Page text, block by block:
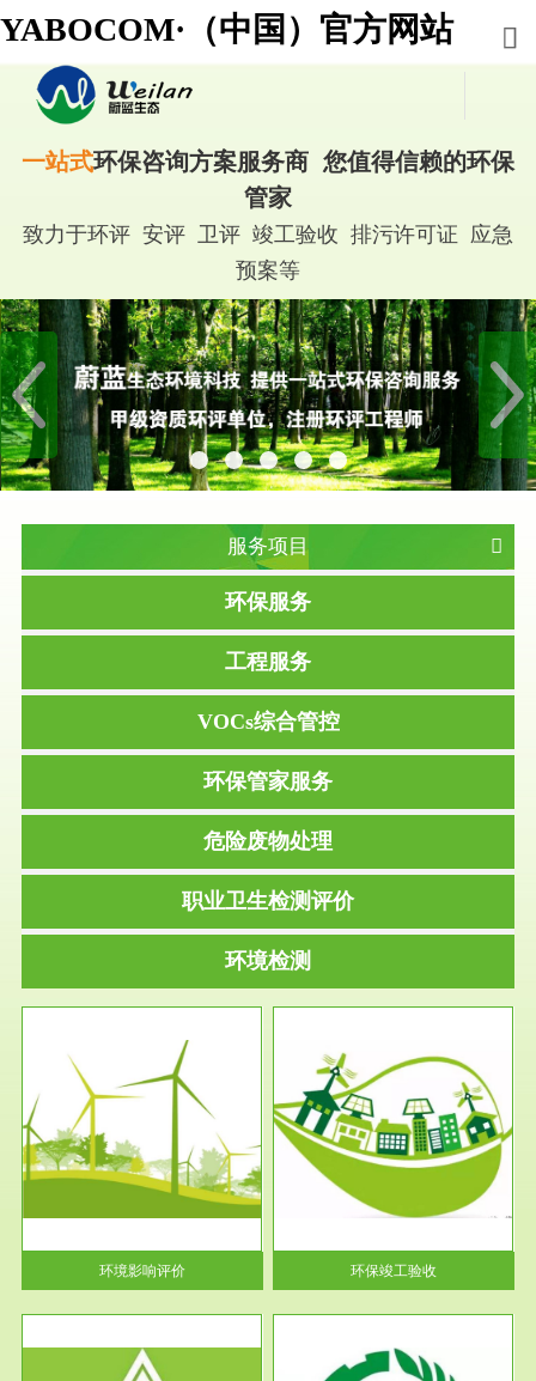
YABOCOM·（中国）官方网站
一站式环保咨询方案服务商 您值得信赖的环保
管家
致力于环评 安评 卫评 竣工验收 排污许可证 应急
预案等
服务项目
环保服务
工程服务
VOCs综合管控
环保管家服务
危险废物处理
职业卫生检测评价
环境检测
环境影响评价
服务范围
环保竣工验收
根据《建设项目环境保护管理条
例》第十七条 编制环境影响报
告书、...
环保竣工验收